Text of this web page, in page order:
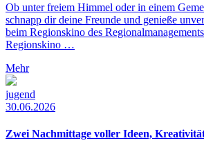
Ob unter freiem Himmel oder in einem
schnapp dir deine Freunde und genieße
beim Regionskino des
Regionskino …
Mehr
jugend
30.06.2026
Zwei Nachmittage voller Ideen,